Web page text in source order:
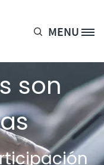
MENU
5
son